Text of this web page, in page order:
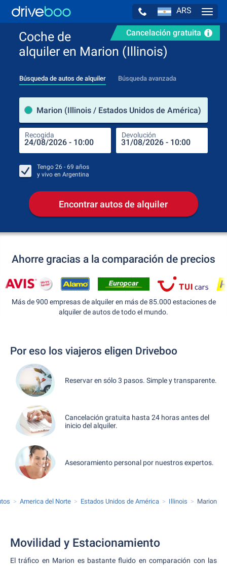
ARS
Cancelación gratuita
Coche de
alquiler en Marion (Illinois)
Búsqueda de autos de alquiler Búsqueda avanzada
Marion (Illinois / Estados Unidos de América)
Recogida Devolución
Tengo 26 - 69 años
y vivo en Argentina
Encontrar autos de alquiler
Ahorre gracias a la comparación de precios
Más de 900 empresas de alquiler en más de 85.000 estaciones de
alquiler de autos de todo el mundo.
Por eso los viajeros eligen Driveboo
Reservar en sólo 3 pasos. Simple y transparente.
Cancelación gratuita hasta 24 horas antes del
inicio del alquiler.
Asesoramiento personal por nuestros expertos.
America del Norte Estados Unidos de América Illinois Marion
Movilidad y Estacionamiento
El tráfico en Marion es bastante fluido en comparación con las